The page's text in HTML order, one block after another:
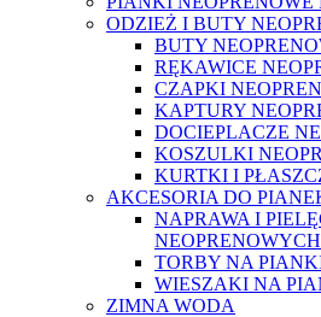
ODZIEŻ I BUTY
BUTY
RĘKAWICE
CZAPKI
KAPTURY
DOCIEPLACZE
KOSZULKI
KURTKI I
AKCESORIA DO
NAPRAWA I
NEOPRENOWYCH
TORBY NA
WIESZAKI NA
ZIMNA WODA